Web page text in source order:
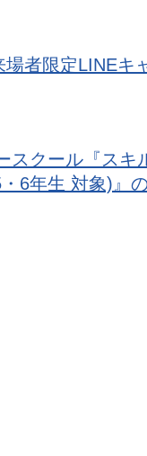
者限定LINEキ
スクール『スキ
6年生 対象)』